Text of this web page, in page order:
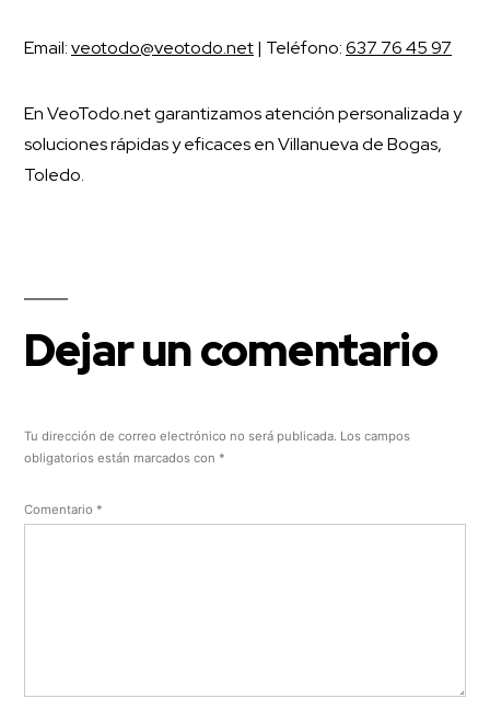
Email:veotodo@veotodo.net| Teléfono:637 76 45 97
En VeoTodo.net garantizamos atención personalizada y
soluciones rápidas y eficaces en Villanueva de Bogas,
Toledo.
Dejar un comentario
Tu dirección de correo electrónico no será publicada. Los campos
obligatorios están marcados con *
Comentario *